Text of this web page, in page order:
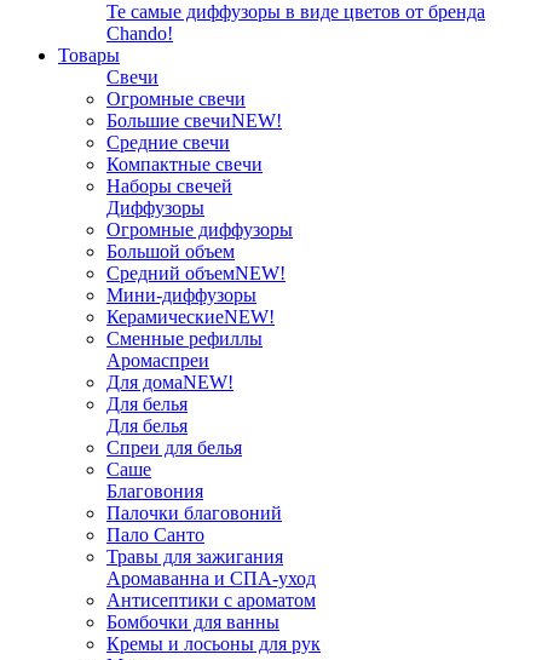
Те самые диффузоры в виде цветов от бренда
Chando!
Товары
Свечи
Огромные свечи
Большие свечиNEW!
Средние свечи
Компактные свечи
Наборы свечей
Диффузоры
Огромные диффузоры
Большой объем
Средний объемNEW!
Мини-диффузоры
КерамическиеNEW!
Сменные рефиллы
Аромаспреи
Для домаNEW!
Для белья
Для белья
Спреи для белья
Саше
Благовония
Палочки благовоний
Пало Санто
Травы для зажигания
Аромаванна и СПА-уход
Антисептики с ароматом
Бомбочки для ванны
Кремы и лосьоны для рук